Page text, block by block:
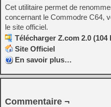
Cet utilitaire permet de
concernant le Commodre C64,
le site officiel.
Télécharger Z.com 2.0 (104
Site Officiel
En savoir plus…
Commentaire ¬